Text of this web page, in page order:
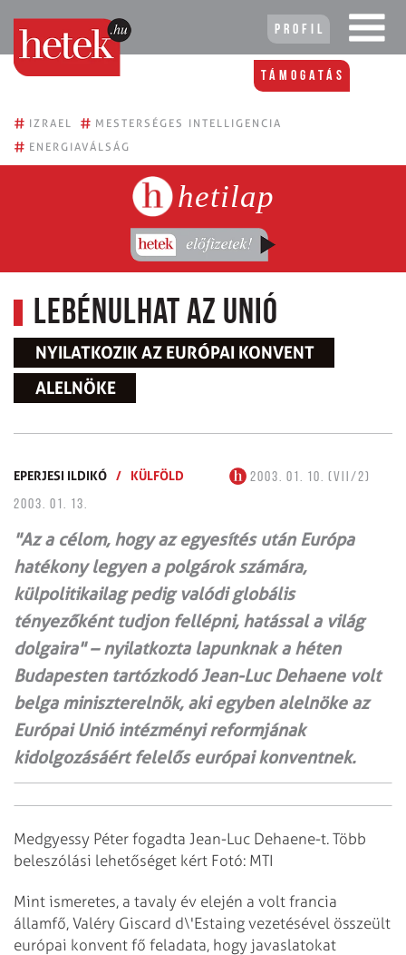
Profil
Támogatás
# IZRAEL # MESTERSÉGES INTELLIGENCIA
# ENERGIAVÁLSÁG
hetilap
Lebénulhat az unió
NYILATKOZIK AZ EURÓPAI KONVENT
ALELNÖKE
EPERJESI ILDIKÓ / KÜLFÖLD
2003. 01. 10. (VII/2)
2003. 01. 13.
"Az a célom, hogy az egyesítés után Európa
hatékony legyen a polgárok számára,
külpolitikailag pedig valódi globális
tényezőként tudjon fellépni, hatással a világ
dolgaira" – nyilatkozta lapunknak a héten
Budapesten tartózkodó Jean-Luc Dehaene volt
belga miniszterelnök, aki egyben alelnöke az
Európai Unió intézményi reformjának
kidolgozásáért felelős európai konventnek.
Medgyessy Péter fogadta Jean-Luc Dehaene-t. Több
beleszólási lehetőséget kért Fotó: MTI
Mint ismeretes, a tavaly év elején a volt francia
államfő, Valéry Giscard d\'Estaing vezetésével összeült
európai konvent fő feladata, hogy javaslatokat